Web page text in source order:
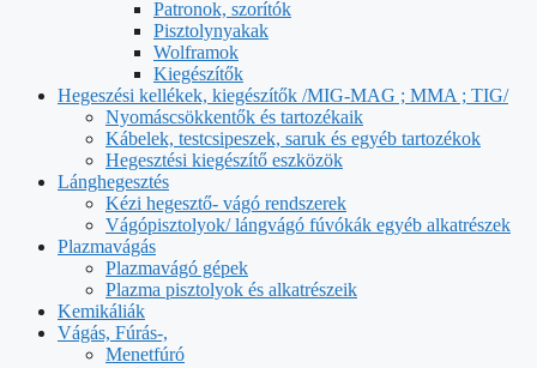
Patronok, szorítók
Pisztolynyakak
Wolframok
Kiegészítők
Hegeszési kellékek, kiegészítők /MIG-MAG ; MMA ; TIG/
Nyomáscsökkentők és tartozékaik
Kábelek, testcsipeszek, saruk és egyéb tartozékok
Hegesztési kiegészítő eszközök
Lánghegesztés
Kézi hegesztő- vágó rendszerek
Vágópisztolyok/ lángvágó fúvókák egyéb alkatrészek
Plazmavágás
Plazmavágó gépek
Plazma pisztolyok és alkatrészeik
Kemikáliák
Vágás, Fúrás-,
Menetfúró